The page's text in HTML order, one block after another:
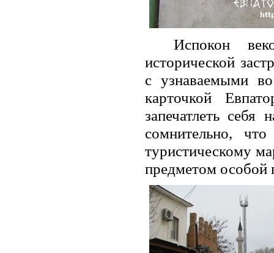
Испокон
исторической
с узнаваемыми
карточкой
запечатлеть
сомнительно, что
туристическому
предметом особой